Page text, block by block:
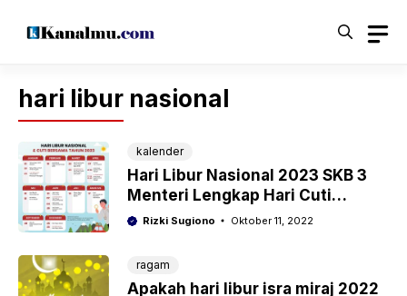
hari libur nasional
kalender
Hari Libur Nasional 2023 SKB 3
Menteri Lengkap Hari Cuti
Bersama Resmi
Rizki Sugiono Oktober 11, 2022
ragam
Apakah hari libur isra miraj 2022